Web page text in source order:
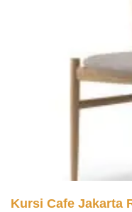
Kursi Cafe Jakarta